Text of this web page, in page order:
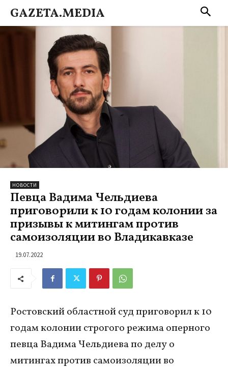
GAZETA.MEDIA
НОВОСТИ
Певца Вадима Чельдиева
приговорили к 10 годам колонии за
призывы к митингам против
самоизоляции во Владикавказе
19.07.2022
Ростовский областной суд приговорил к 10
годам колонии строгого режима оперного
певца Вадима Чельдиева по делу о
митингах против самоизоляции во